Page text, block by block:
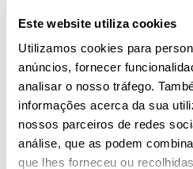
Este website utiliza cookies
Utilizamos cookies para
anúncios, fornecer
analisar o nosso tráfego.
informações acerca da sua
nossos parceiros de redes
análise, que as podem
que lhes forneceu ou
duas cores será a sua preferida
materiais e design.
Compatível com todos os
Capacidade 4 ou 6
Fabricada em aço e alumínio
Garantia Bialetti¡